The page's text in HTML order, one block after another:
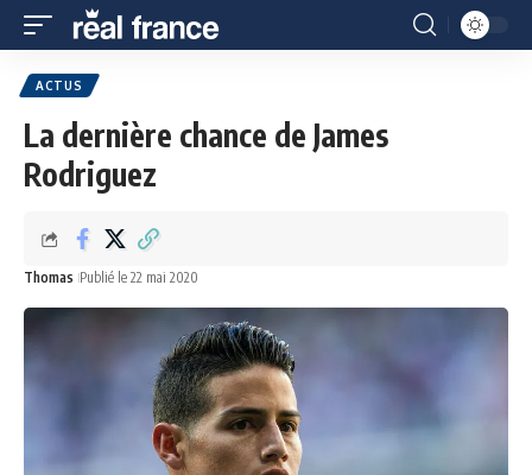
ACTUS
La dernière chance de James
Rodriguez
Thomas Publié le 22 mai 2020